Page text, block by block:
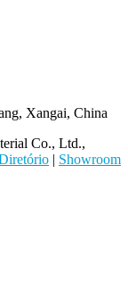
Xangai, China
Co., Ltd.,
| Showroom